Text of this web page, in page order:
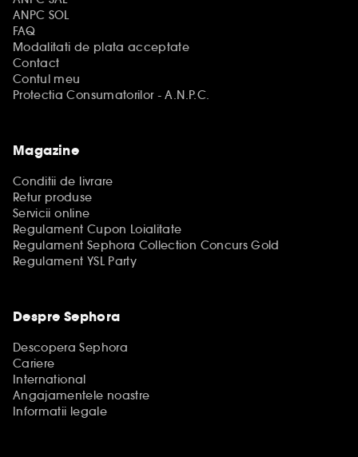
ANPC SOL
FAQ
Modalitati de plata acceptate
Contact
Contul meu
Protectia Consumatorilor - A.N.P.C.
Magazine
Conditii de livrare
Retur produse
Servicii online
Regulament Cupon Loialitate
Regulament Sephora Collection Concurs Gold
Regulament YSL Party
Despre Sephora
Descopera Sephora
Cariere
International
Angajamentele noastre
Informatii legale